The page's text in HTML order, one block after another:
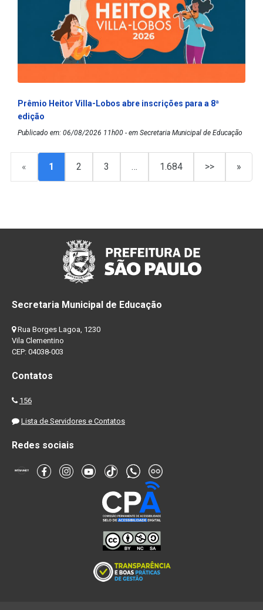
Prêmio Heitor Villa-Lobos abre inscrições para a 8ª
edição
Publicado em: 06/08/2026 11h00 - em Secretaria Municipal de Educação
« 1 2 3 … 1.684 >> »
Secretaria Municipal de Educação
Rua Borges Lagoa, 1230
Vila Clementino
CEP: 04038-003
Contatos
156
Lista de Servidores e Contatos
Redes sociais